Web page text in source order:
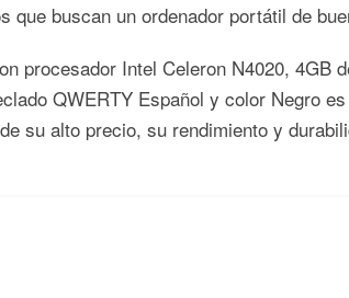
buscan un ordenador portátil de
procesador Intel Celeron N4020,
QWERTY Español y color Negro
su alto precio, su rendimiento y